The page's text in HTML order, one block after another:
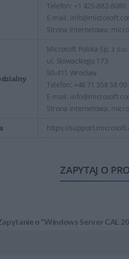
Telefon: +1 425-882-8080
E-mail:
Strona internetowa:
Microsoft Polska Sp. z o.o.
ul. Słowackiego 173
50-411 Wrocław
Telefon: +48 71 358 58 00
E-mail:
Strona internetowa:
https://
ZAPYTAJ O
o "Windows Server CAL